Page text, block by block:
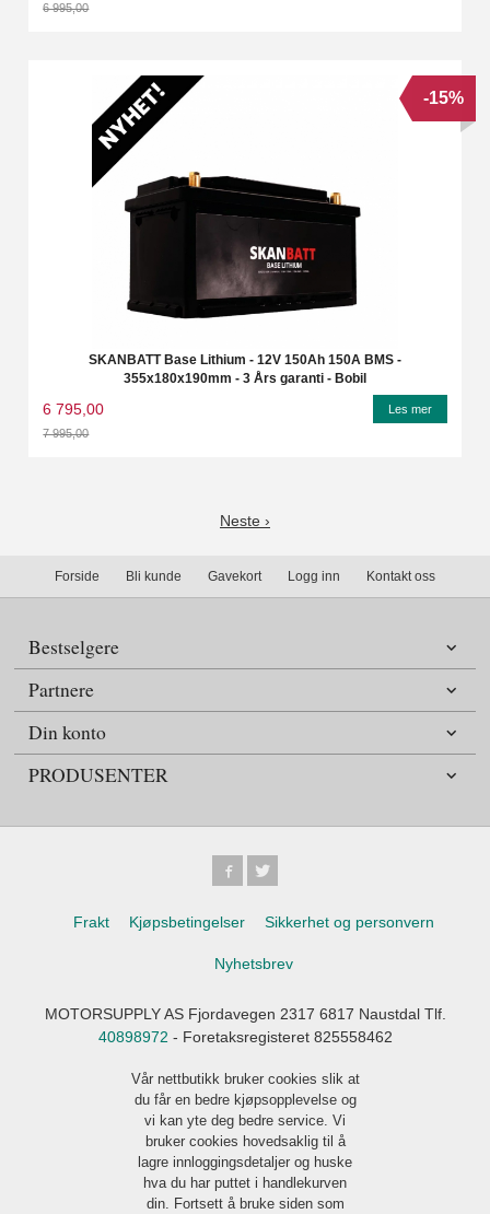
6 995,00
SKANBATT Base Lithium - 12V 150Ah 150A BMS -
355x180x190mm - 3 Års garanti - Bobil
6 795,00
7 995,00
-15%
Les mer
Neste ›
Forside Bli kunde Gavekort Logg inn Kontakt oss
Bestselgere
Partnere
Din konto
PRODUSENTER
Frakt Kjøpsbetingelser Sikkerhet og personvern
Nyhetsbrev
MOTORSUPPLY AS Fjordavegen 2317 6817 Naustdal Tlf.
40898972 - Foretaksregisteret 825558462
Vår nettbutikk bruker cookies slik at
du får en bedre kjøpsopplevelse og
vi kan yte deg bedre service. Vi
bruker cookies hovedsaklig til å
lagre innloggingsdetaljer og huske
hva du har puttet i handlekurven
din. Fortsett å bruke siden som